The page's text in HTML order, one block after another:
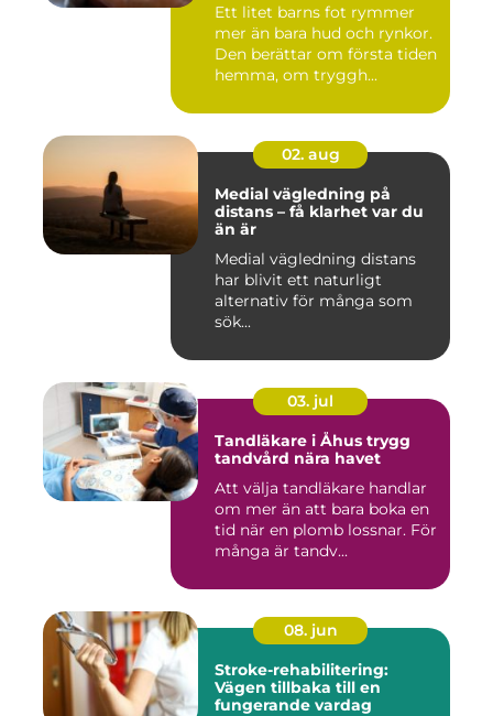
Ett litet barns fot rymmer
mer än bara hud och rynkor.
Den berättar om första tiden
hemma, om tryggh...
02. aug
Medial vägledning på
distans – få klarhet var du
än är
Medial vägledning distans
har blivit ett naturligt
alternativ för många som
sök...
03. jul
Tandläkare i Åhus trygg
tandvård nära havet
Att välja tandläkare handlar
om mer än att bara boka en
tid när en plomb lossnar. För
många är tandv...
08. jun
Stroke-rehabilitering:
Vägen tillbaka till en
fungerande vardag